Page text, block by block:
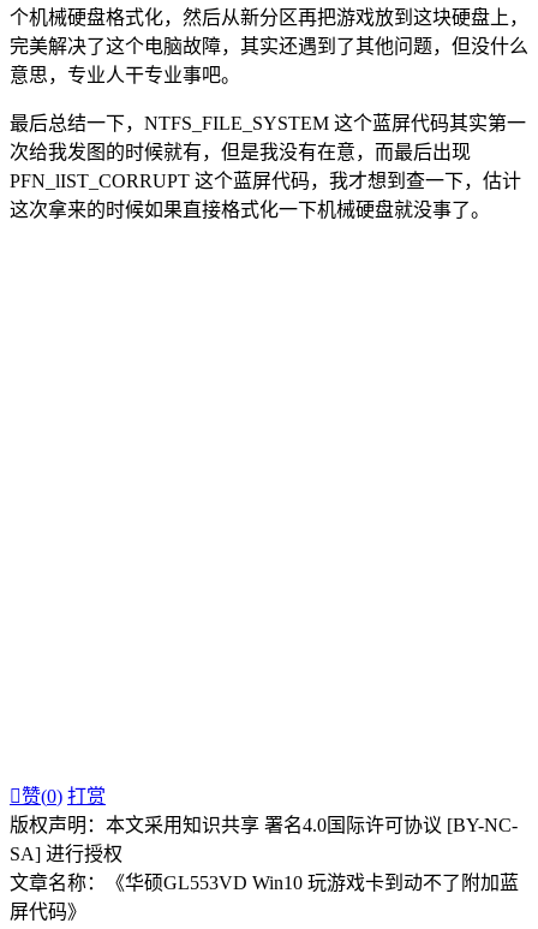
个机械硬盘格式化，然后从新分区再把游戏放到这块硬盘上，
完美解决了这个电脑故障，其实还遇到了其他问题，但没什么
意思，专业人干专业事吧。
最后总结一下，NTFS_FILE_SYSTEM 这个蓝屏代码其实第一
次给我发图的时候就有，但是我没有在意，而最后出现
PFN_lIST_CORRUPT 这个蓝屏代码，我才想到查一下，估计
这次拿来的时候如果直接格式化一下机械硬盘就没事了。
赞(0) 打赏
版权声明：本文采用知识共享 署名4.0国际许可协议 [BY-NC-
SA] 进行授权
文章名称：《华硕GL553VD Win10 玩游戏卡到动不了附加蓝
屏代码》